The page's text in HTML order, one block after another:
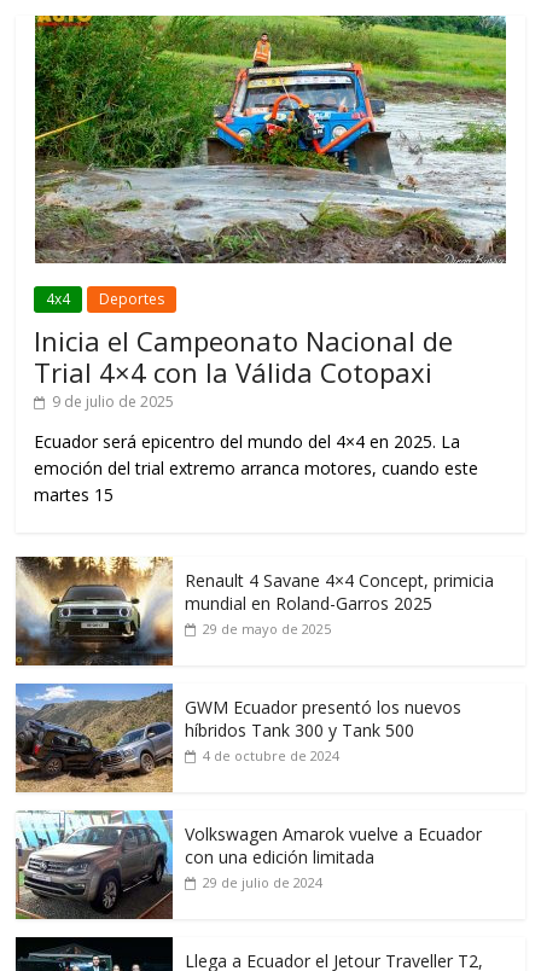
4x4 Deportes
Inicia el Campeonato Nacional de
Trial 4×4 con la Válida Cotopaxi
9 de julio de 2025
Ecuador será epicentro del mundo del 4×4 en 2025. La
emoción del trial extremo arranca motores, cuando este
martes 15
Renault 4 Savane 4×4 Concept, primicia
mundial en Roland-Garros 2025
29 de mayo de 2025
GWM Ecuador presentó los nuevos
híbridos Tank 300 y Tank 500
4 de octubre de 2024
Volkswagen Amarok vuelve a Ecuador
con una edición limitada
29 de julio de 2024
Llega a Ecuador el Jetour Traveller T2,